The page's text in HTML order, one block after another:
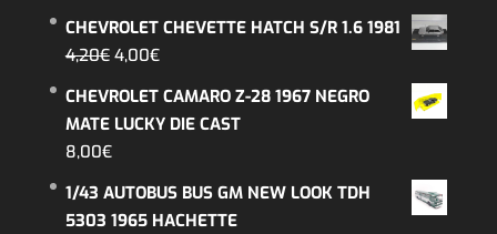
era:
26,99€.22,99€.
CHEVROLET CHEVETTE HATCH S/R 1.6 1981
4,20€ El
4,00€El
CHEVROLET CAMARO Z-28 1967 NEGRO
MATE LUCKY DIE CAST
8,00€
1/43 AUTOBUS BUS GM NEW LOOK TDH
5303 1965 HACHETTE